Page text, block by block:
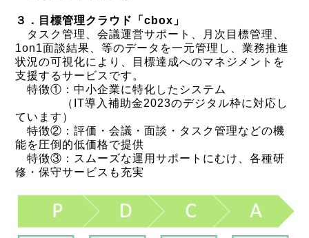
３．目標管理クラウド「cbox」
タスク管理、会議運営サポート、月次目標管理、
1on1面談結果、等のデータを一元管理し、業務推進
状況の可視化により、目標達成へのマネジメントを
支援するサービスです。
特徴①：中小企業に特化したシステム
（IT導入補助金2023のデジタル枠に対応し
ています）
特徴②：評価・会議・面談・タスク管理などの機
能を圧倒的低価格で提供
特徴③：スムーズな運用サポートにむけ、各種研
修・保守サービスも充実